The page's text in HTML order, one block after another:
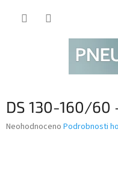
DS 130-160/60
Průměrné
Neohodnoceno Podrobnosti